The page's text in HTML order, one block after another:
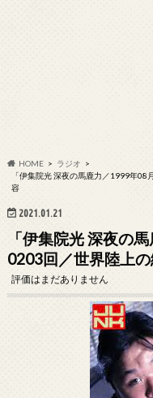
HOME
ラジオ
「伊集院光 深夜の馬鹿力／1999年
容
2021.01.21
「伊集院光 深夜の
0203回／世界陸上
評価はまだありません